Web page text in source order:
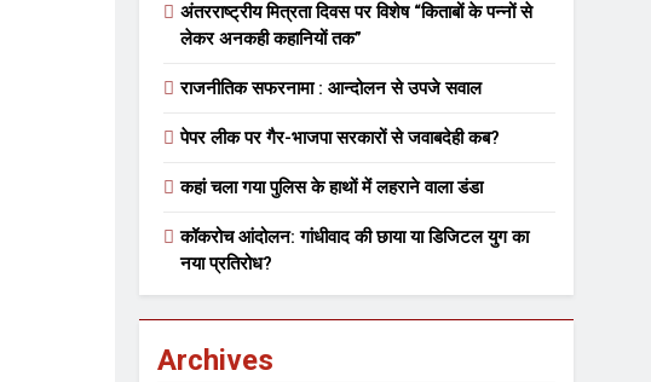
समाज सेवा मे तत्पर दानवीर परिवार
विमोचन हेतु संपर्क करें
अंतरराष्ट्रीय मित्रता दिवस पर विशेष “किताबों के पन्नों से
लेकर अनकही कहानियों तक”
राजनीतिक सफरनामा : आन्दोलन से उपजे सवाल
पेपर लीक पर गैर-भाजपा सरकारों से जवाबदेही कब?
कहां चला गया पुलिस के हाथों में लहराने वाला डंडा
कॉकरोच आंदोलन: गांधीवाद की छाया या डिजिटल युग का
नया प्रतिरोध?
Archives